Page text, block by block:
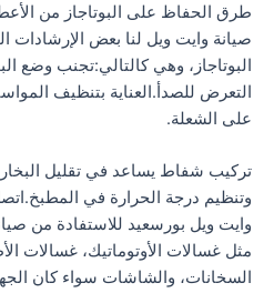
طرق الحفاظ على البوتاجاز من
صيانة وايت ويل لنا بعض الإرشادات
البوتاجاز، وهي كالتالي:تجنب وضع
التعرض للصدأ.العناية بتنظيف
على الشعلة.
تركيب شفاط يساعد في تقليل
وتنظيم درجة الحرارة في
وايت ويل بورسعيد للاستفادة من
مثل غسالات الأوتوماتيك، غسالات
السخانات، والشاشات سواء كان